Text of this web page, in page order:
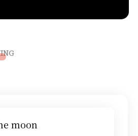
moon